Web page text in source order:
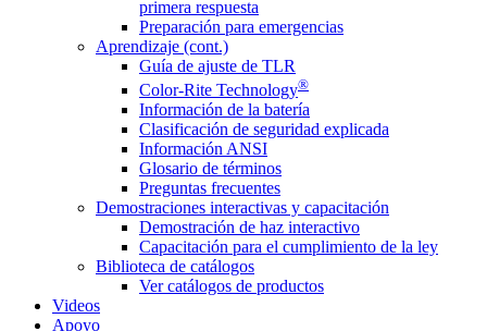
primera respuesta
Preparación para emergencias
Aprendizaje (cont.)
Guía de ajuste de TLR
Color-Rite Technology®
Información de la batería
Clasificación de seguridad explicada
Información ANSI
Glosario de términos
Preguntas frecuentes
Demostraciones interactivas y capacitación
Demostración de haz interactivo
Capacitación para el cumplimiento de la ley
Biblioteca de catálogos
Ver catálogos de productos
Videos
Apoyo